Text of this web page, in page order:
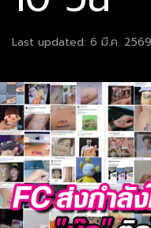
Last updated: 6 มี.ค. 2569